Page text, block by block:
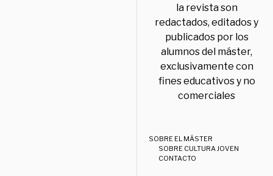
la revista son
redactados, editados y
publicados por los
alumnos del máster,
exclusivamente con
fines educativos y no
comerciales
SOBRE EL MÁSTER
SOBRE CULTURA JOVEN
CONTACTO